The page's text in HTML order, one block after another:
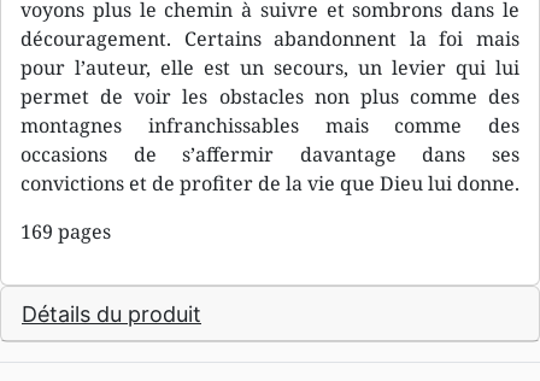
voyons plus le chemin à suivre et sombrons dans le
découragement. Certains abandonnent la foi mais
pour l’auteur, elle est un secours, un levier qui lui
permet de voir les obstacles non plus comme des
montagnes infranchissables mais comme des
occasions de s’affermir davantage dans ses
convictions et de profiter de la vie que Dieu lui donne.
169 pages
Détails du produit